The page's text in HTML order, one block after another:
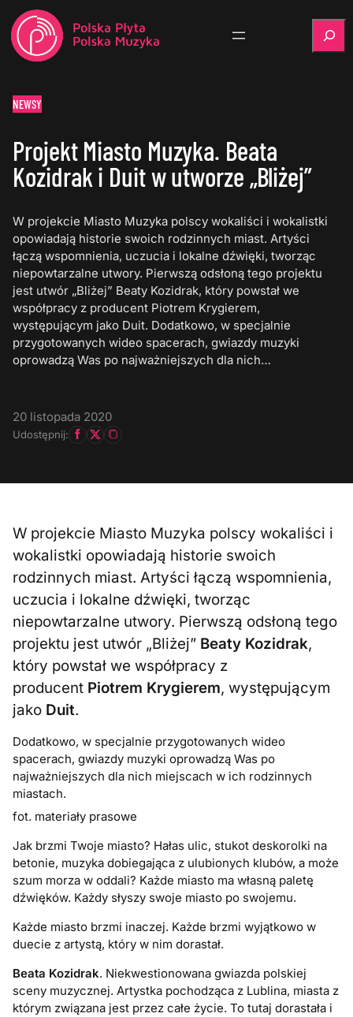
NEWSY
Projekt Miasto Muzyka. Beata
Kozidrak i Duit w utworze „Bliżej”
W projekcie Miasto Muzyka polscy wokaliści i wokalistki
opowiadają historie swoich rodzinnych miast. Artyści
łączą wspomnienia, uczucia i lokalne dźwięki, tworząc
niepowtarzalne utwory. Pierwszą odsłoną tego projektu
jest utwór „Bliżej” Beaty Kozidrak, który powstał we
współpracy z producent Piotrem Krygierem,
występującym jako Duit. Dodatkowo, w specjalnie
przygotowanych wideo spacerach, gwiazdy muzyki
oprowadzą Was po najważniejszych dla nich…
20 listopada 2020
Udostępnij:
W projekcie Miasto Muzyka polscy wokaliści i
wokalistki opowiadają historie swoich
rodzinnych miast. Artyści łączą wspomnienia,
uczucia i lokalne dźwięki, tworząc
niepowtarzalne utwory. Pierwszą odsłoną tego
projektu jest utwór „Bliżej” Beaty Kozidrak,
który powstał we współpracy z
producent Piotrem Krygierem, występującym
jako Duit.
Dodatkowo, w specjalnie przygotowanych wideo
spacerach, gwiazdy muzyki oprowadzą Was po
najważniejszych dla nich miejscach w ich rodzinnych
miastach.
fot. materiały prasowe
Jak brzmi Twoje miasto? Hałas ulic, stukot deskorolki na
betonie, muzyka dobiegająca z ulubionych klubów, a może
szum morza w oddali? Każde miasto ma własną paletę
dźwięków. Każdy słyszy swoje miasto po swojemu.
Każde miasto brzmi inaczej. Każde brzmi wyjątkowo w
duecie z artystą, który w nim dorastał.
Beata Kozidrak. Niekwestionowana gwiazda polskiej
sceny muzycznej. Artystka pochodząca z Lublina, miasta z
którym związana jest przez całe życie. To tutaj dorastała i